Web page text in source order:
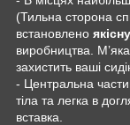
(Тильна сторона
встановлено
виробництва.
захистить ваші
- Центральна
тіла та легка в
вставка.